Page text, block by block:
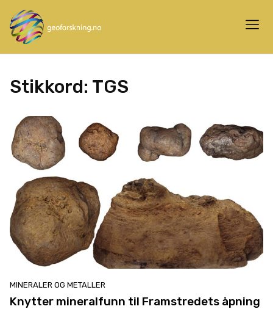
Stikkord: TGS
MINERALER OG METALLER
Knytter mineralfunn til Framstredets åpning